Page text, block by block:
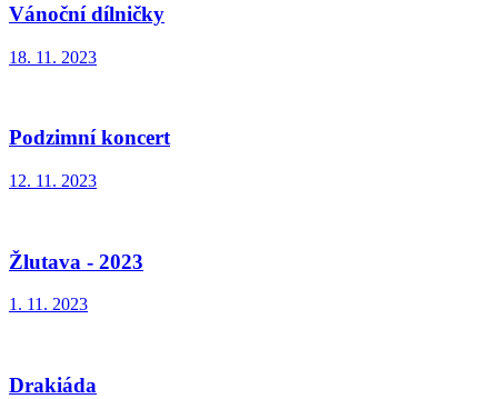
Vánoční dílničky
18. 11. 2023
Podzimní koncert
12. 11. 2023
Žlutava - 2023
1. 11. 2023
Drakiáda